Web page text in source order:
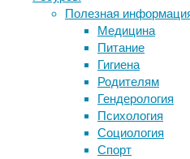
Полезная
Медицина
Питание
Гигиена
Родителям
Гендерология
Психология
Социология
Спорт
звезды.
Поверхность
Излучение
способно
пройти